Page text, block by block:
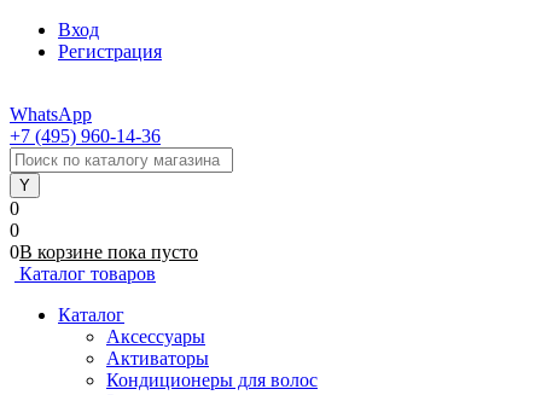
Вход
Регистрация
WhatsApp
+7 (495) 960-14-36
0
0
0В корзине пока пусто
Каталог товаров
Каталог
Аксессуары
Активаторы
Кондиционеры для волос